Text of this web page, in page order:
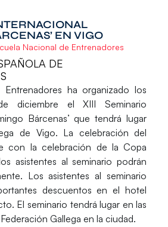
EN VIGO
Nacional de Entrenadores
DE
ha organizado los
diciembre el XIII Seminario
Bárcenas’ que tendrá lugar
de Vigo. La celebración del
con la celebración de la Copa
asistentes al seminario podrán
Los asistentes al seminario
descuentos en el hotel
El seminario tendrá lugar en las
Gallega en la ciudad.